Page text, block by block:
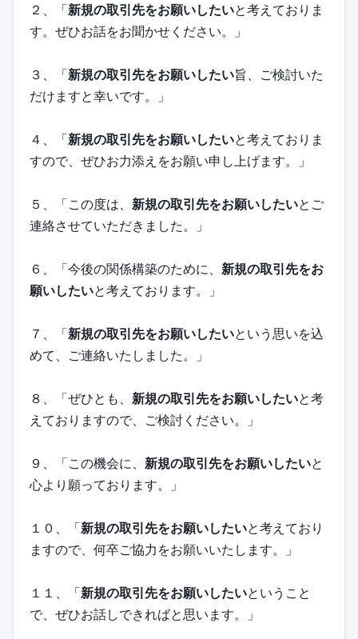
２、「新規の取引先をお願いしたいと考えておりま
す。ぜひお話をお聞かせください。」
３、「新規の取引先をお願いしたい旨、ご検討いた
だけますと幸いです。」
４、「新規の取引先をお願いしたいと考えておりま
すので、ぜひお力添えをお願い申し上げます。」
５、「この度は、 新規の取引先をお願いしたいとご
連絡させていただきました。」
６、「今後の関係構築のために、 新規の取引先をお
願いしたいと考えております。」
７、「新規の取引先をお願いしたいという思いを込
めて、ご連絡いたしました。」
８、「ぜひとも、 新規の取引先をお願いしたいと考
えておりますので、ご検討ください。」
９、「この機会に、 新規の取引先をお願いしたいと
心より願っております。」
１０、「新規の取引先をお願いしたいと考えており
ますので、何卒ご協力をお願いいたします。」
１１、「新規の取引先をお願いしたいということ
で、ぜひお話しできればと思います。」